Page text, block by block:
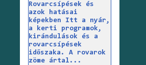
Rovarcsípések és
azok hatásai
képekben Itt a nyár,
a kerti programok,
kirándulások és a
rovarcsípések
időszaka. A rovarok
zöme ártal...